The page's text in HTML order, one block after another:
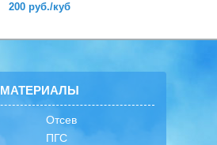
200 руб./куб
МАТЕРИАЛЫ
Отсев
ПГС